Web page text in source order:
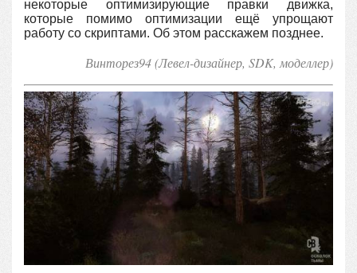
некоторые оптимизирующие правки движка,
которые помимо оптимизации ещё упрощают
работу со скриптами. Об этом расскажем позднее.
Винторез94 (Левел-дизайнер, SDK, моделлер)